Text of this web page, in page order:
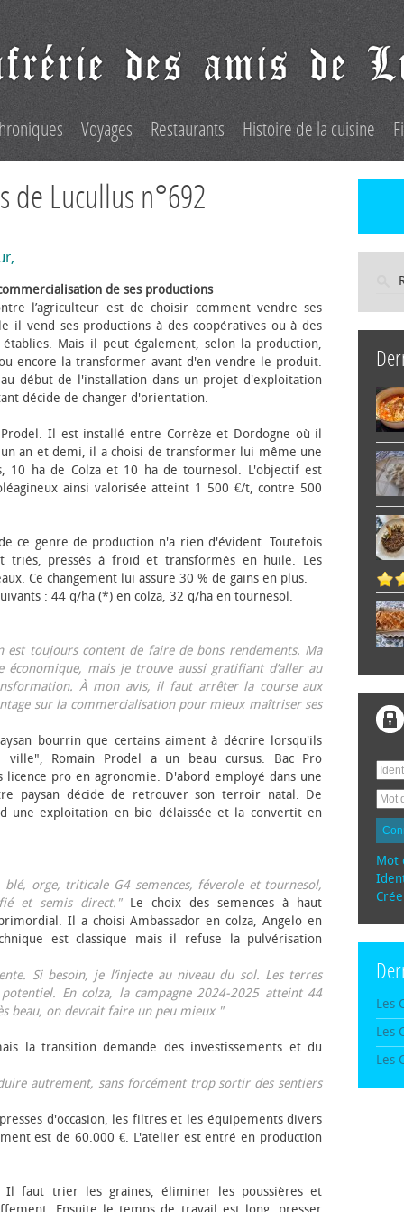
Voyages Restaurants Histoire de la cuisine
de Lucullus n°692
de ses productions
l’agriculteur est de choisir comment vendre ses
il vend ses productions à des coopératives ou à des
établies. Mais il peut également, selon la production,
encore la transformer avant d'en vendre le produit.
début de l'installation dans un projet d'exploitation
décide de changer d'orientation.
Il est installé entre Corrèze et Dordogne où il
an et demi, il a choisi de transformer lui même une
10 ha de Colza et 10 ha de tournesol. L'objectif est
ainsi valorisée atteint 1 500 €/t, contre 500
ce genre de production n'a rien d'évident. Toutefois
triés, pressés à froid et transformés en huile. Les
Ce changement lui assure 30 % de gains en plus.
: 44 q/ha (*) en colza, 32 q/ha en tournesol.
est toujours content de faire de bons rendements. Ma
mais je trouve aussi gratifiant d’aller au
À mon avis, il faut arrêter la course aux
sur la commercialisation pour mieux maîtriser ses
bourrin que certains aiment à décrire lorsqu'ils
Romain Prodel a un beau cursus. Bac Pro
licence pro en agronomie. D'abord employé dans une
paysan décide de retrouver son terroir natal. De
une exploitation en bio délaissée et la convertit en
blé, orge, triticale G4 semences, féverole et tournesol,
et semis direct."Le choix des semences à haut
Il a choisi Ambassador en colza, Angelo en
est classique mais il refuse la pulvérisation
Si besoin, je l’injecte au niveau du sol. Les terres
En colza, la campagne 2024-2025 atteint 44
beau, on devrait faire un peu mieux ".
la transition demande des investissements et du
autrement, sans forcément trop sortir des sentiers
d'occasion, les filtres et les équipements divers
est de 60.000 €. L'atelier est entré en production
Il faut trier les graines, éliminer les poussières et
Mot
Les
Les
Les